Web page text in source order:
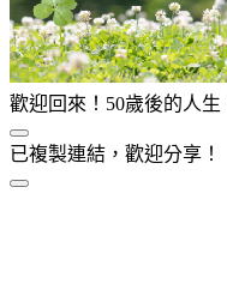
歡迎回來！50歲後的人生
已複製連結，歡迎分享！